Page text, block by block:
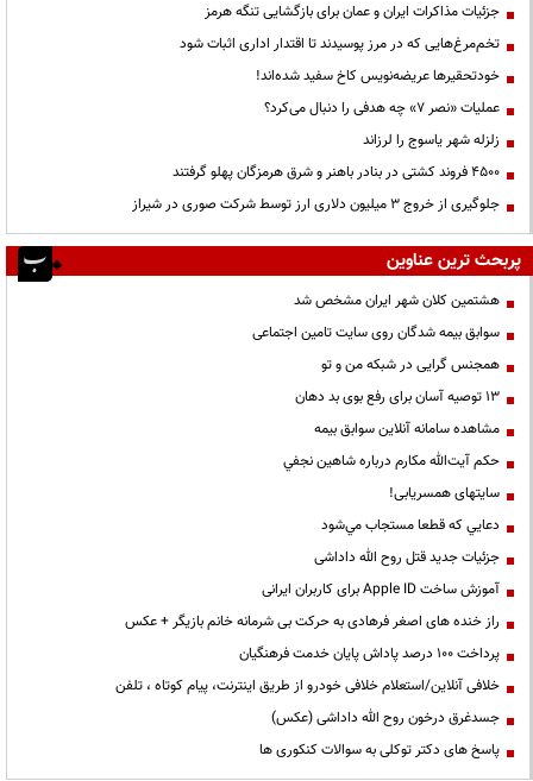
جزئیات مذاکرات ایران و عمان برای بازگشایی تنگه هرمز
تخم‌مرغ‌هایی که در مرز پوسیدند تا اقتدار اداری اثبات شود
خودتحقیرها عریضه‌نویس کاخ سفید شده‌اند!
عملیات «نصر ۷» چه هدفی را دنبال می‌کرد؟
زلزله شهر یاسوج را لرزاند
۴۵۰۰ فروند کشتی در بنادر باهنر و شرق هرمزگان پهلو گرفتند
جلوگیری از خروج ۳ میلیون دلاری ارز توسط شرکت صوری در شیراز
پربحث ترین عناوین
هشتمین کلان شهر ایران مشخص شد
سوابق بیمه شدگان روی سایت تامین اجتماعی
همجنس گرایی در شبکه من و تو
13 توصیه آسان برای رفع بوی بد دهان
مشاهده سامانه آنلاين سوابق بیمه
حكم آيت‌الله مكارم درباره شاهين نجفي
سایتهای همسریابی!
دعايي كه قطعا مستجاب مي‌شود
جزئیات جدید قتل روح الله داداشی
آموزش ساخت Apple ID برای کاربران ایرانی
راز خنده های اصغر فرهادی به حرکت بی شرمانه خانم بازیگر + عکس
پرداخت ۱۰۰ درصد پاداش پایان خدمت فرهنگیان
خلافی آنلاین/استعلام خلافی خودرو از طریق اینترنت، پیام کوتاه ، تلفن
جسدغرق درخون روح الله داداشی (عکس)
پاسخ های دکتر توکلی به سوالات کنکوری ها